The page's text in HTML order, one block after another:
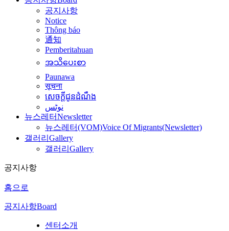
공지사항
Notice
Thông báo
通知
Pemberitahuan
အသိပေးစာ
Paunawa
सूचना
សេចក្តីជូនដំណឹង
نوٹس
뉴스레터Newsletter
뉴스레터(VOM)Voice Of Migrants(Newsletter)
갤러리 Gallery
갤러리 Gallery
공지사항
홈으로
공지사항Board
센터소개